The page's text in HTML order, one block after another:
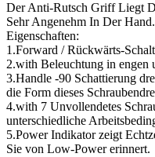
Der Anti-Rutsch Griff Liegt
Sehr Angenehm In Der Hand.
Eigenschaften:
1.Forward / Rückwärts-
2.with Beleuchtung in engen
3.Handle -90 Schattierung
die Form dieses
4.with 7 Unvollendetes
unterschiedliche
5.Power Indikator zeigt
Sie von Low-Power erinnert.